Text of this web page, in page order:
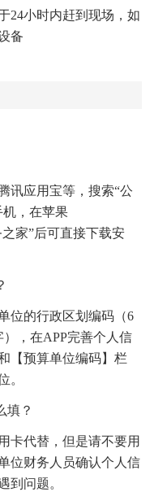
24小时内赶到现场，如
备
讯应用宝等，搜索“公
机，在苹果
家”后可直接下载安
位的行政区划编码（6
，在APP完善个人信
【预算单位编码】栏
。
填？
卡代替，但是请不要用
位财务人员确认个人信
到问题。